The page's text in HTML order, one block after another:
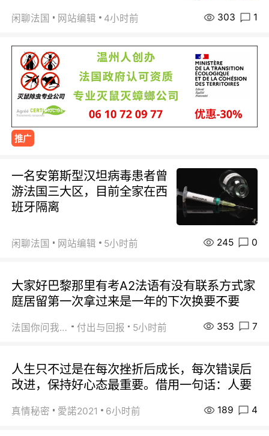
闲聊法国 网站编辑 4小时前 303 1
推广
一名安第斯型汉坦病毒患者曾
游法国三大区，目前全家在西
班牙隔离
闲聊法国 网站编辑 5小时前 245 0
大家好巴黎那里有考A2法语有没有联系方式家
庭居留第一次拿过来是一年的下次换要不要
法国你问我答 付出与回报 5小时前 353 7
人生只不过是在每次挫折后成长，每次错误后
改进，保持好心态最重要。借用一句话：人要
真情秘密 愛諾2021 6小时前 189 4